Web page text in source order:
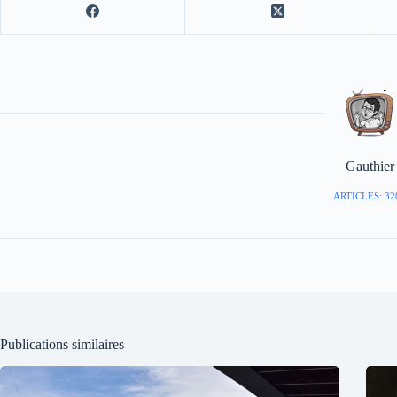
Gauthier
ARTICLES:
Publications similaires